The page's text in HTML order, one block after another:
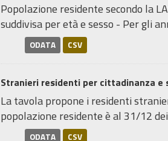
Popolazione residente secondo la
suddivisa per età e sesso - Per gli
ODATA CSV
Stranieri residenti per cittadinanza e
La tavola propone i residenti
popolazione residente è al 31/12
ODATA CSV